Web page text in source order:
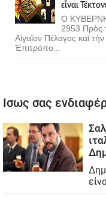
εἶναι
Ο
2953 Πρὸς
Αἰγαῖον Πέλαγος καὶ
Ἐπιτρόπο...